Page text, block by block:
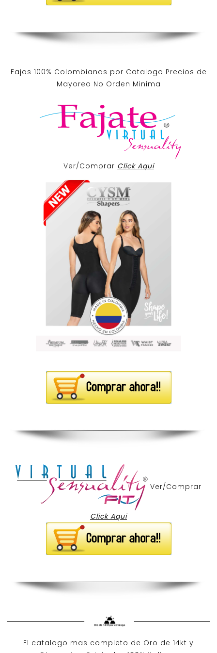
Fajas 100% Colombianas por Catalogo Precios de
Mayoreo No Orden Minima
Ver/Comprar Click Aqui
Ver/Comprar
Click Aqui
El catalogo mas completo de Oro de 14kt y